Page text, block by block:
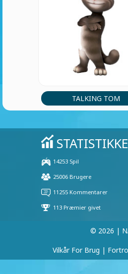
TALKING TOM
© 2026 |
Vilkår For Brug |